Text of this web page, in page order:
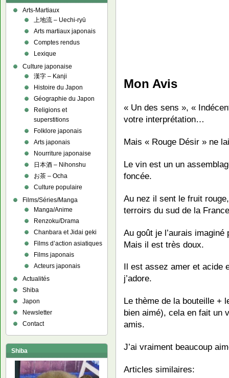
Mon Avis
« Un des sens », «
votre interprétation…
Mais « Rouge Désir » ne
Le vin est un un
foncée.
Au nez il sent le fruit
terroirs du sud de la
Au goût je l’aurais
Mais il est très doux.
Il est assez amer et acide
j’adore.
Le thème de la bouteille +
bien aimé), cela en fait un
amis.
J’ai vraiment beaucoup
Articles similaires:
Arts-Martiaux
上地流 – Uechi-ryū
Arts martiaux japonais
Comptes rendus
Lexique
Culture japonaise
漢字 – Kanji
Histoire du Japon
Géographie du Japon
Religions et
superstitions
Folklore japonais
Arts japonais
Nourriture japonaise
日本酒 – Nihonshu
お茶 – Ocha
Culture populaire
Films/Séries/Manga
Manga/Anime
Renzoku/Drama
Chanbara et Jidai geki
Films d’action asiatiques
Films japonais
Acteurs japonais
Actualités
Shiba
Japon
Newsletter
Contact
Shiba